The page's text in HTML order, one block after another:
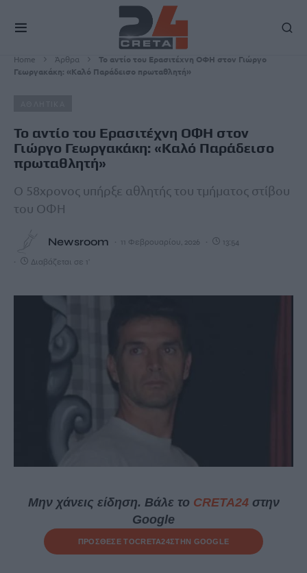
Home Άρθρα
Το αντίο του Ερασιτέχνη ΟΦΗ στον Γιώργο
Γεωργακάκη: «Καλό Παράδεισο πρωταθλητή»
Το αντίο του Ερασιτέχνη ΟΦΗ στον
Γιώργο Γεωργακάκη: «Καλό Παράδεισο
πρωταθλητή»
Ο 58χρονος υπήρξε αθλητής του τμήματος στίβου
του ΟΦΗ
Newsroom 11 Φεβρουαρίου, 2026 13:54
Διαβάζεται σε 1'
Μην χάνεις είδηση. Βάλε το CRETA24στην
Google
ΠΡΟΣΘΕΣΕ ΤΟCRETA24ΣΤΗΝ GOOGLE